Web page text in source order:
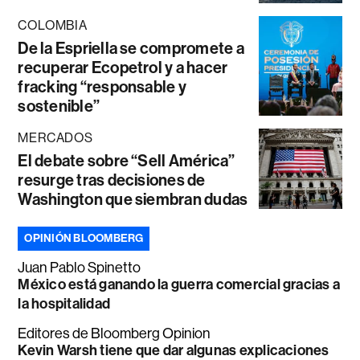
COLOMBIA
De la Espriella se compromete a
recuperar Ecopetrol y a hacer
fracking “responsable y
sostenible”
MERCADOS
El debate sobre “Sell América”
resurge tras decisiones de
Washington que siembran dudas
OPINIÓN BLOOMBERG
Juan Pablo Spinetto
México está ganando la guerra comercial gracias a
la hospitalidad
Editores de Bloomberg Opinion
Kevin Warsh tiene que dar algunas explicaciones